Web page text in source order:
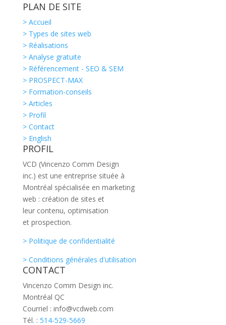
PLAN DE SITE
> Accueil
> Types de sites web
> Réalisations
> Analyse gratuite
> Référencement - SEO & SEM
> PROSPECT-MAX
> Formation-conseils
> Articles
> Profil
> Contact
> English
PROFIL
VCD (Vincenzo Comm Design
inc.) est une entreprise située à
Montréal spécialisée en marketing
web : création de sites et
leur contenu, optimisation
et prospection.
> Politique de confidentialité
> Conditions générales d'utilisation
CONTACT
Vincenzo Comm Design inc.
Montréal QC
Courriel : info@vcdweb.com
Tél. : 514-529-5669